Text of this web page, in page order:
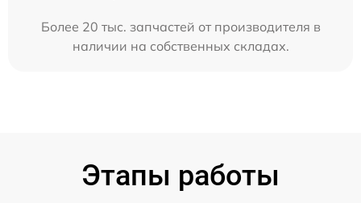
Более 20 тыс. запчастей от производителя в
наличии на собственных складах.
Этапы работы